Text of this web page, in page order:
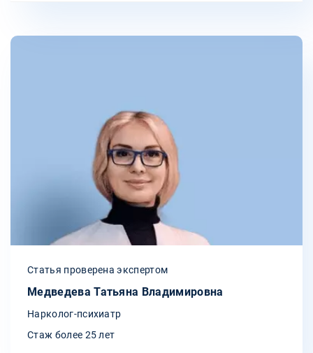
Статья проверена экспертом
Медведева Татьяна Владимировна
Нарколог-психиатр
Стаж более 25 лет